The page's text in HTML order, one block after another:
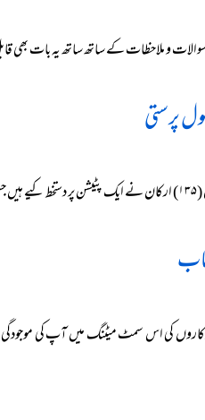
سوالات و ملاحظات کے ساتھ ساتھ یہ بات
پرستی
ایک قومی اخبار کی خبر کے مطابق امریکی کانگریس کے ایک سو